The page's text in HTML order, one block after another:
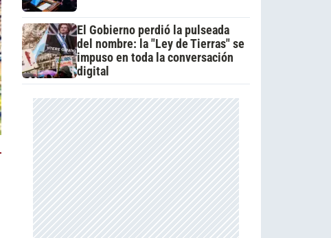
El Gobierno perdió la pulseada
del nombre: la "Ley de Tierras" se
impuso en toda la conversación
digital